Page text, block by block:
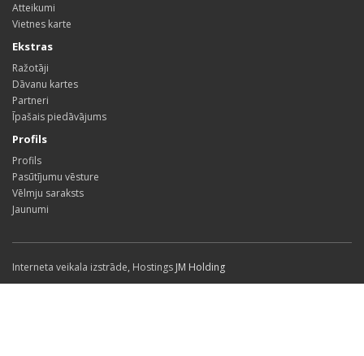
Atteikumi
Vietnes karte
Ekstras
Ražotāji
Dāvanu kartes
Partneri
Īpašais piedāvājums
Profils
Profils
Pasūtījumu vēsture
Vēlmju saraksts
Jaunumi
Interneta veikala izstrāde, Hostings JM Holding